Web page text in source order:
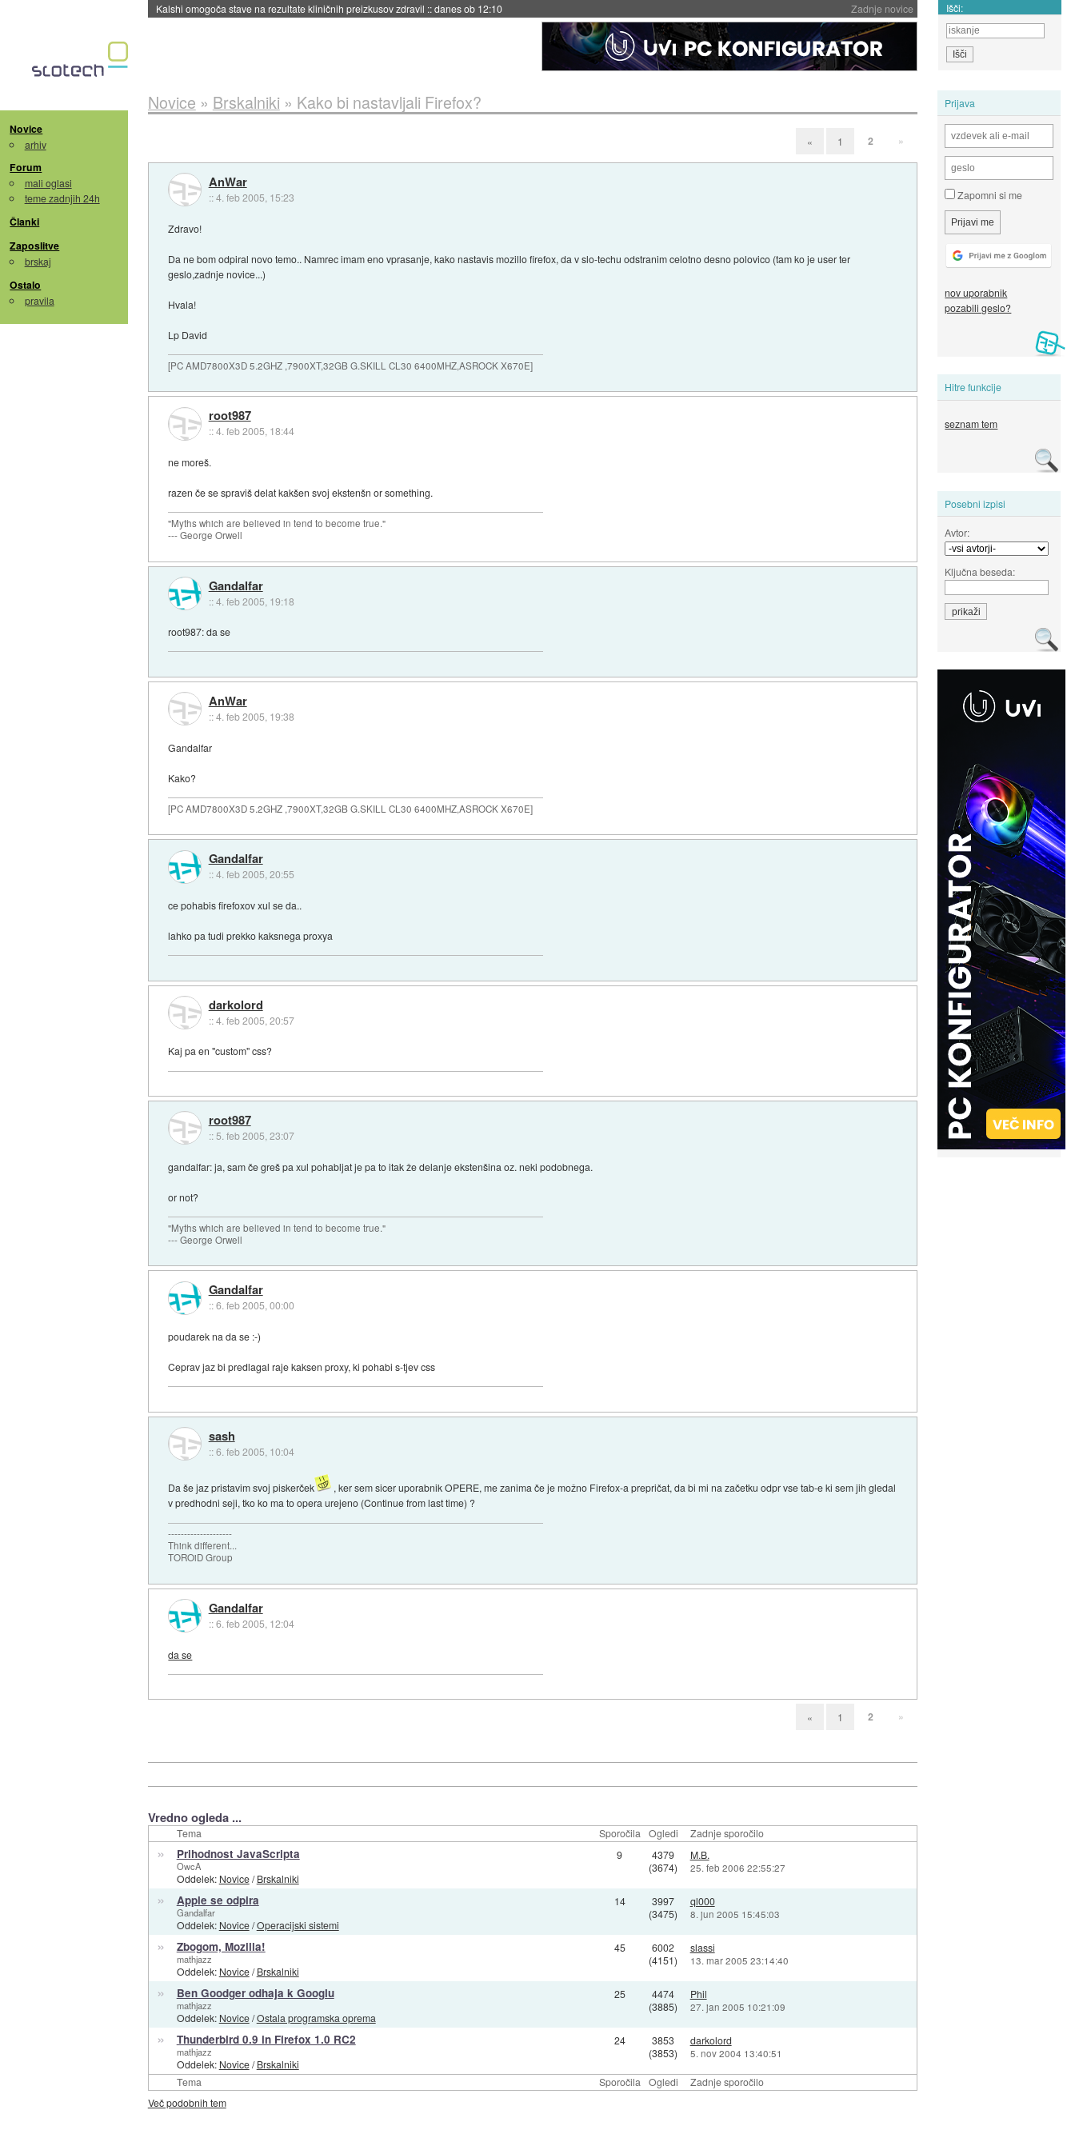
Zadnje novice
Kalshi omogoča stave na rezultate kliničnih preizkusov zdravil ::danes ob 12:10 Išči:
Novice
arhiv
Forum
mali oglasi
teme zadnjih 24h
Članki
Zaposlitve
brskaj
Ostalo
pravila
Prijava
Zapomni si me
nov uporabnik
pozabili geslo?
Hitre funkcije
seznam tem
Posebni izpisi
Avtor:
Ključna beseda:
Novice » Brskalniki » Kako bi nastavljali Firefox?
« 1 2 »
AnWar
::4. feb 2005, 15:23
Zdravo!
Da ne bom odpiral novo temo.. Namrec imam eno vprasanje, kako nastavis mozillo firefox, da v slo-techu odstranim celotno desno polovico (tam ko je user ter
geslo,zadnje novice...)
Hvala!
Lp David
[PC AMD7800X3D 5.2GHZ ,7900XT,32GB G.SKILL CL30 6400MHZ,ASROCK X670E]
root987
::4. feb 2005, 18:44
ne moreš.
razen če se spraviš delat kakšen svoj ekstenšn or something.
"Myths which are believed in tend to become true."
--- George Orwell
Gandalfar
::4. feb 2005, 19:18
root987: da se
AnWar
::4. feb 2005, 19:38
Gandalfar
Kako?
[PC AMD7800X3D 5.2GHZ ,7900XT,32GB G.SKILL CL30 6400MHZ,ASROCK X670E]
Gandalfar
::4. feb 2005, 20:55
ce pohabis firefoxov xul se da..
lahko pa tudi prekko kaksnega proxya
darkolord
::4. feb 2005, 20:57
Kaj pa en "custom" css?
root987
:: 5. feb 2005, 23:07
gandalfar: ja, sam če greš pa xul pohabljat je pa to itak že delanje ekstenšina oz. neki podobnega.
or not?
"Myths which are believed in tend to become true."
--- George Orwell
Gandalfar
::6. feb 2005, 00:00
poudarek na da se :-)
Ceprav jaz bi predlagal raje kaksen proxy, ki pohabi s-tjev css
sash
::6. feb 2005, 10:04
Da še jaz pristavim svoj piskerček
, ker sem sicer uporabnik OPERE, me zanima če je možno Firefox-a prepričat, da bi mi na začetku odpr vse tab-e ki sem jih gledal
v predhodni seji, tko ko ma to opera urejeno (Continue from last time) ?
--------------------
Think different...
TOROiD Group
Gandalfar
::6. feb 2005, 12:04
da se
« 1 2 »
Vredno ogleda ...
Tema Sporočila Ogledi Zadnje sporočilo
Tema Sporočila Ogledi Zadnje sporočilo
» Prihodnost JavaScripta
OwcA
Oddelek: Novice/Brskalniki
9
4379
(3674)
M.B.
25. feb 2006 22:55:27
» Apple se odpira
Gandalfar
Oddelek: Novice/Operacijski sistemi
14
3997
(3475)
ql000
8. jun 2005 15:45:03
» Zbogom, Mozilla!
mathjazz
Oddelek: Novice/Brskalniki
45
6002
(4151)
slassi
13. mar 2005 23:14:40
» Ben Goodger odhaja k Googlu
mathjazz
Oddelek: Novice/Ostala programska oprema
25
4474
(3885)
Phil
27. jan 2005 10:21:09
» Thunderbird 0.9 in Firefox 1.0 RC2
mathjazz
Oddelek: Novice/Brskalniki
24
3853
(3853)
darkolord
5. nov 2004 13:40:51
Več podobnih tem